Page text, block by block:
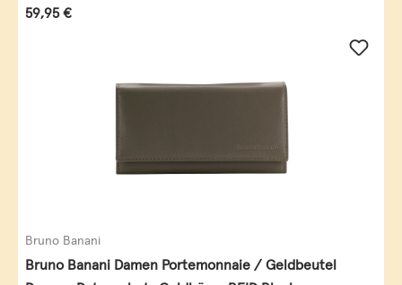
Regulärer Preis:
59,95 €
Bruno Banani
Bruno Banani Damen Portemonnaie / Geldbeutel